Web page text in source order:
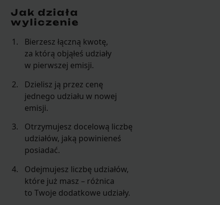
Jak działa
wyliczenie
Bierzesz łączną kwotę,
za którą objąłeś udziały
w pierwszej emisji.
Dzielisz ją przez cenę
jednego udziału w nowej
emisji.
Otrzymujesz docelową liczbę
udziałów, jaką powinieneś
posiadać.
Odejmujesz liczbę udziałów,
które już masz – różnica
to Twoje dodatkowe udziały.